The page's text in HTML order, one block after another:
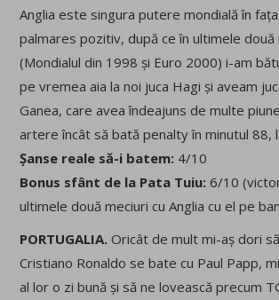
Anglia este singura putere mondială în
palmares pozitiv, după ce în ultimele două
(Mondialul din 1998 și Euro 2000) i-am
pe vremea aia la noi juca Hagi și aveam
Ganea, care avea îndeajuns de multe
artere încât să bată penalty în minutul 88,
Șanse reale să-i batem: 4/10
Bonus sfânt de la Pata Tuiu: 6/10
ultimele două meciuri cu Anglia cu el pe
PORTUGALIA. Oricât de mult mi-aș dori
Cristiano Ronaldo se bate cu Paul Papp,
al lor o zi bună și să ne lovească precum